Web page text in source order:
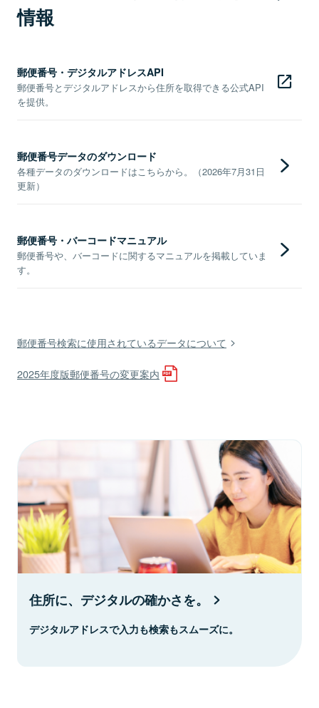
情報
郵便番号・デジタルアドレスAPI
郵便番号とデジタルアドレスから住所を取得できる公式API
を提供。
郵便番号データのダウンロード
各種データのダウンロードはこちらから。（2026年7月31日
更新）
郵便番号・バーコードマニュアル
郵便番号や、バーコードに関するマニュアルを掲載していま
す。
郵便番号検索に使用されているデータについて
2025年度版郵便番号の変更案内
住所に、デジタルの確かさを。
デジタルアドレスで入力も検索もスムーズに。